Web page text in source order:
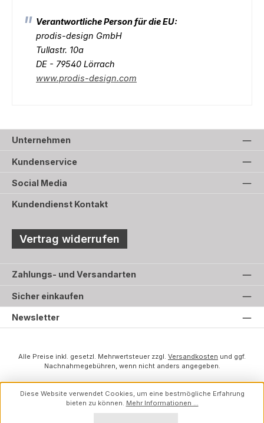
Verantwortliche Person für die EU:
prodis-design GmbH
Tullastr. 10a
DE - 79540 Lörrach
www.prodis-design.com
Unternehmen
Kundenservice
Social Media
Kundendienst Kontakt
Vertrag widerrufen
Zahlungs- und Versandarten
Sicher einkaufen
Newsletter
Alle Preise inkl. gesetzl. Mehrwertsteuer zzgl. Versandkosten und ggf.
Nachnahmegebühren, wenn nicht anders angegeben.
Diese Website verwendet Cookies, um eine bestmögliche Erfahrung
bieten zu können. Mehr Informationen ...